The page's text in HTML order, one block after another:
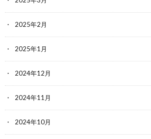
2025年2月
2025年1月
2024年12月
2024年11月
2024年10月